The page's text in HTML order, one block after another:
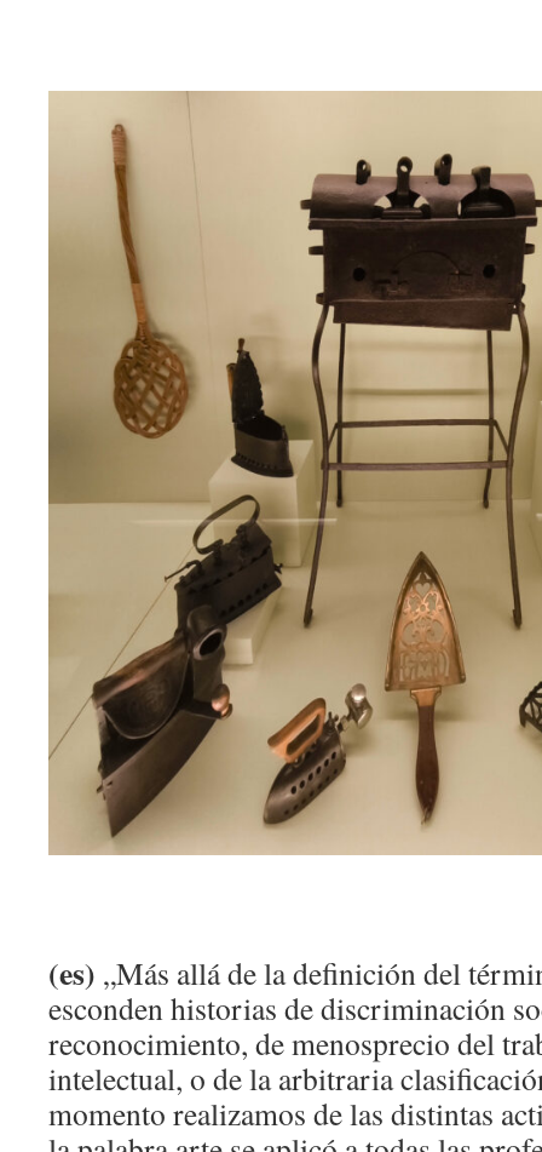
(es) „Más allá de la definición del
esconden historias de discriminación
reconocimiento, de menosprecio del
intelectual, o de la arbitraria
momento realizamos de las distintas